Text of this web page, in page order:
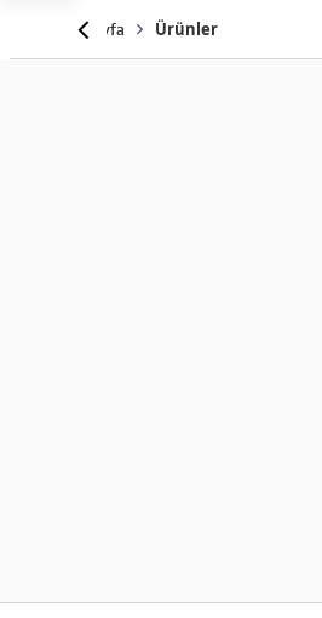
Anasayfa Ürünler